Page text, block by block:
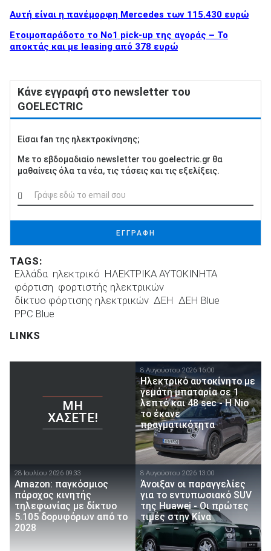
Αυτή είναι η πανέμορφη Mercedes των 115.430 ευρώ
Ετοιμοπαράδοτο το Νο1 pick-up της αγοράς – Το
αποκτάς και με leasing από 378 ευρώ
Κάνε εγγραφή στο newsletter του
GOELECTRIC
Είσαι fan της ηλεκτροκίνησης;
Με το εβδομαδιαίο newsletter του goelectric.gr θα
μαθαίνεις όλα τα νέα, τις τάσεις και τις εξελίξεις.
ΕΓΓΡΑΦΗ
TAGS:
Ελλάδα ηλεκτρικό ΗΛΕΚΤΡΙΚΑ ΑΥΤΟΚΙΝΗΤΑ
φόρτιση φορτιστής ηλεκτρικών
δίκτυο φόρτισης ηλεκτρικών ΔΕΗ ΔΕΗ Blue
PPC Blue
LINKS
ΜΗ
ΧΆΣΕΤΕ!
8 Αυγούστου 2026 16:00
Ηλεκτρικό αυτοκίνητο με
γεμάτη μπαταρία σε 1
λεπτό και 48 sec - Η Nio
το έκανε
πραγματικότητα
28 Ιουλίου 2026 09:33
Amazon: παγκόσμιος
πάροχος κινητής
τηλεφωνίας με δίκτυο
5.105 δορυφόρων από το
2028
8 Αυγούστου 2026 13:00
Άνοιξαν οι παραγγελίες
για το εντυπωσιακό SUV
της Huawei - Οι πρώτες
τιμές στην Κίνα